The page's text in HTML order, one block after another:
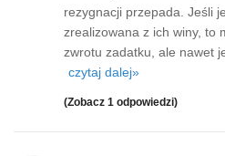
rezygnacji przepada. Jeśli
zrealizowana z ich winy, to
zwrotu zadatku, ale nawet
czytaj dalej»
(Zobacz 1 odpowiedzi)